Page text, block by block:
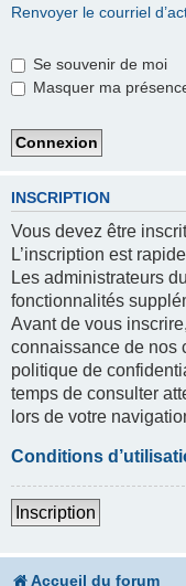
Renvoyer le courriel
Se souvenir de moi
Masquer ma
INSCRIPTION
Vous devez être
L’inscription est
Les administrateurs
fonctionnalités
Avant de vous
connaissance de nos
politique de
temps de consulter
lors de votre
Conditions
Inscription
Accueil du forum